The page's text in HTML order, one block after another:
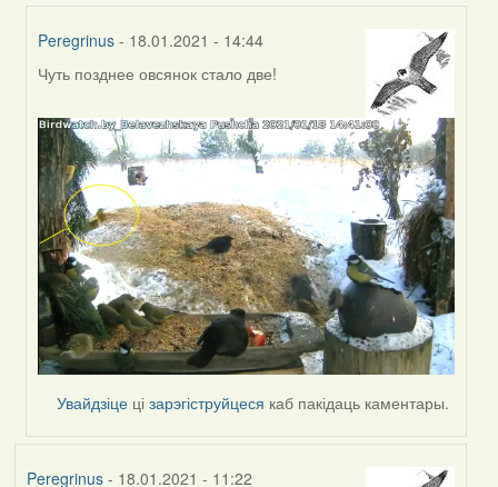
Peregrinus - 18.01.2021 - 14:44
In
to
by
Peregrinus
Чуть позднее овсянок стало две!
Увайдзіце цізарэгіструйцеся каб пакідаць каментары.
Peregrinus- 18.01.2021 - 11:22